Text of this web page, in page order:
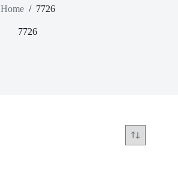
Home / 7726
7726